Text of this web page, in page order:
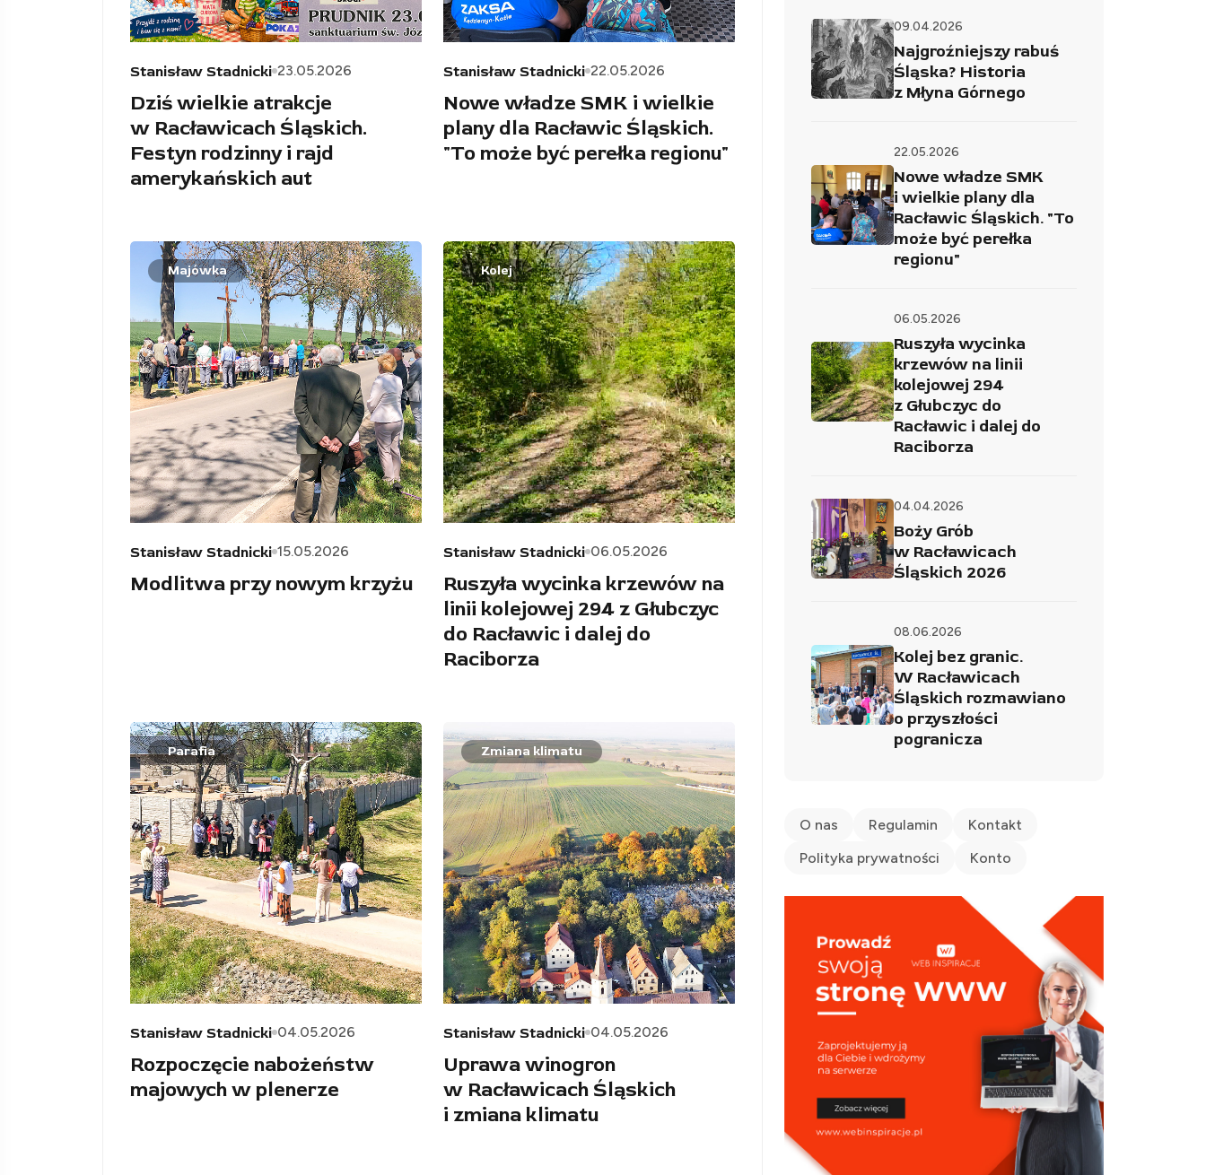
Stanisław Stadnicki 23.05.2026
Dziś wielkie atrakcje
w Racławicach Śląskich.
Festyn rodzinny i rajd
amerykańskich aut
Stanisław Stadnicki 22.05.2026
Nowe władze SMK i wielkie
plany dla Racławic Śląskich.
"To może być perełka regionu"
Majówka
Stanisław Stadnicki 15.05.2026
Modlitwa przy nowym krzyżu
Kolej
Stanisław Stadnicki 06.05.2026
Ruszyła wycinka krzewów na
linii kolejowej 294 z Głubczyc
do Racławic i dalej do
Raciborza
Parafia
Stanisław Stadnicki 04.05.2026
Rozpoczęcie nabożeństw
majowych w plenerze
Zmiana klimatu
Stanisław Stadnicki 04.05.2026
Uprawa winogron
w Racławicach Śląskich
i zmiana klimatu
09.04.2026
Najgroźniejszy rabuś
Śląska? Historia
z Młyna Górnego
22.05.2026
Nowe władze SMK
i wielkie plany dla
Racławic Śląskich. "To
może być perełka
regionu"
06.05.2026
Ruszyła wycinka
krzewów na linii
kolejowej 294
z Głubczyc do
Racławic i dalej do
Raciborza
04.04.2026
Boży Grób
w Racławicach
Śląskich 2026
08.06.2026
Kolej bez granic.
W Racławicach
Śląskich rozmawiano
o przyszłości
pogranicza
O nas Regulamin
Kontakt
Polityka prywatności
Konto